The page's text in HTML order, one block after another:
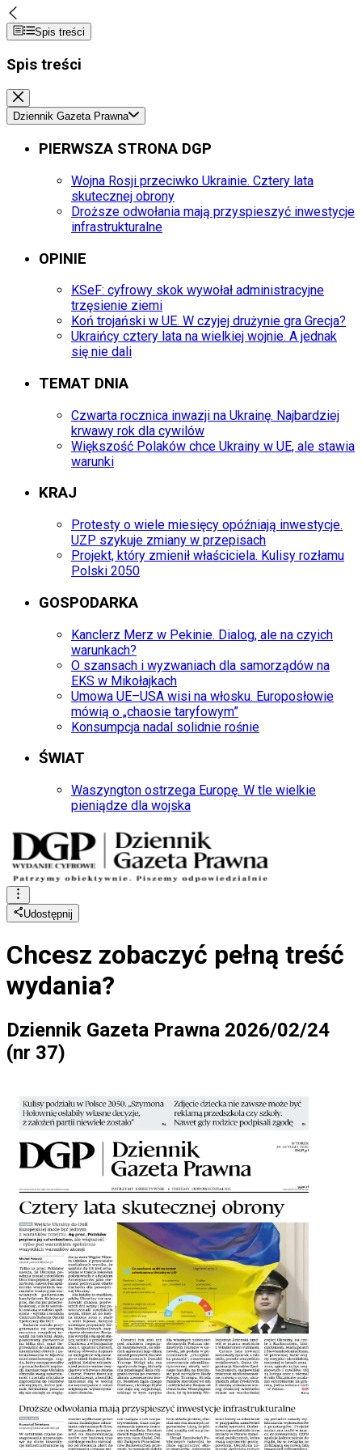
Spis treści
Spis treści
Dziennik Gazeta Prawna
PIERWSZA STRONA DGP
Wojna Rosji przeciwko Ukrainie. Cztery lata
skutecznej obrony
Droższe odwołania mają przyspieszyć inwestycje
infrastrukturalne
OPINIE
KSeF: cyfrowy skok wywołał administracyjne
trzęsienie ziemi
Koń trojański w UE. W czyjej drużynie gra Grecja?
Ukraińcy cztery lata na wielkiej wojnie. A jednak
się nie dali
TEMAT DNIA
Czwarta rocznica inwazji na Ukrainę. Najbardziej
krwawy rok dla cywilów
Większość Polaków chce Ukrainy w UE, ale stawia
warunki
KRAJ
Protesty o wiele miesięcy opóźniają inwestycje.
UZP szykuje zmiany w przepisach
Projekt, który zmienił właściciela. Kulisy rozłamu
Polski 2050
GOSPODARKA
Kanclerz Merz w Pekinie. Dialog, ale na czyich
warunkach?
O szansach i wyzwaniach dla samorządów na
EKS w Mikołajkach
Umowa UE–USA wisi na włosku. Europosłowie
mówią o „chaosie taryfowym”
Konsumpcja nadal solidnie rośnie
ŚWIAT
Waszyngton ostrzega Europę. W tle wielkie
pieniądze dla wojska
Udostępnij
Chcesz zobaczyć pełną treść
wydania?
Dziennik Gazeta Prawna 2026/02/24
(nr 37)